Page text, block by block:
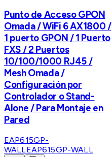
Punto de Acceso GPON
Omada / WiFi 6 AX1800 /
1 puerto GPON / 1 Puerto
FXS / 2 Puertos
10/100/1000 RJ45 /
Mesh Omada /
Configuración por
Controlador o Stand-
Alone / Para Montaje en
Pared
EAP615GP-
WALLEAP615GP-WALL